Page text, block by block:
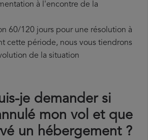
à l'encontre de la
60/120 jours pour une résolution à
cette période, nous vous tiendrons
de la situation
je demander si
mon vol et que
un hébergement ?